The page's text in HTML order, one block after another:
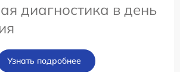
диагностика в день
Узнать подробнее